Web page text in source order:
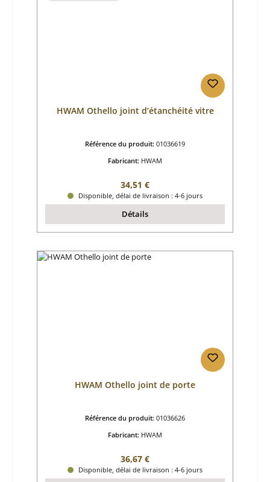
HWAM Othello joint d’étanchéité vitre
Référence du produit: 01036619
Fabricant: HWAM
Prix régulier :
34,51 €
Disponible, délai de livraison : 4-6 jours
Détails
HWAM Othello joint de porte
Référence du produit: 01036626
Fabricant: HWAM
Prix régulier :
36,67 €
Disponible, délai de livraison : 4-6 jours